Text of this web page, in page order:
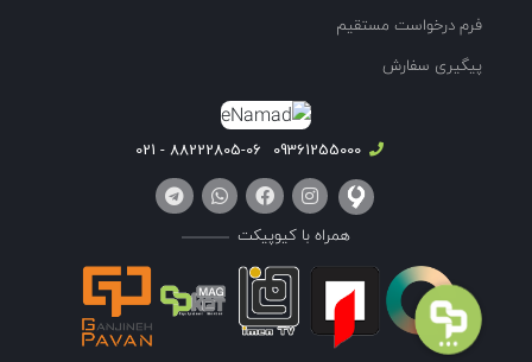
فرم درخواست مستقیم
پیگیری سفارش
09361255000
88222805-06 - 021
همراه با کیوپیکت